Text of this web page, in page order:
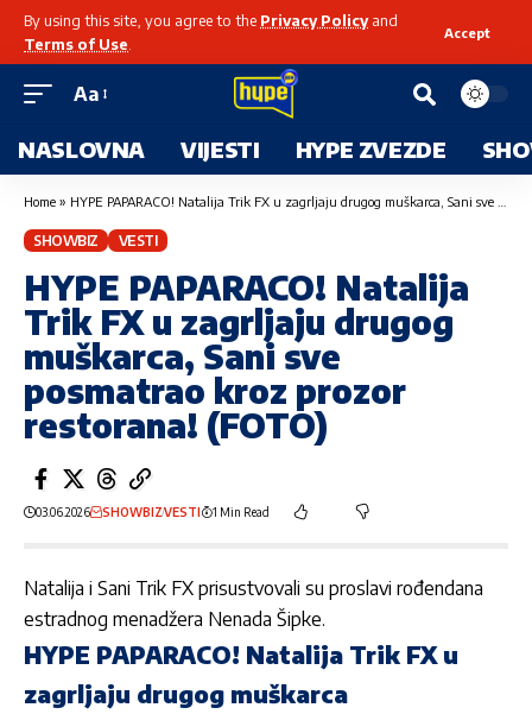
By using this site, you agree to the Privacy Policyand
Terms of Use
Accept
Aa
NASLOVNA VIJESTI HYPE ZVEZDE
Home » HYPE PAPARACO! Natalija Trik FX u zagrljaju drugog muškarca, Sani sve posmatrao kroz prozor restorana! (FOTO)
SHOWBIZ VESTI
HYPE PAPARACO! Natalija
Trik FX u zagrljaju drugog
muškarca, Sani sve
posmatrao kroz prozor
restorana! (FOTO)
03.06.2026 SHOWBIZVESTI 1 Min Read
Natalija i Sani Trik FX prisustvovali su proslavi rođendana
estradnog menadžera Nenada Šipke.
HYPE PAPARACO! Natalija Trik FX u
zagrljaju drugog muškarca